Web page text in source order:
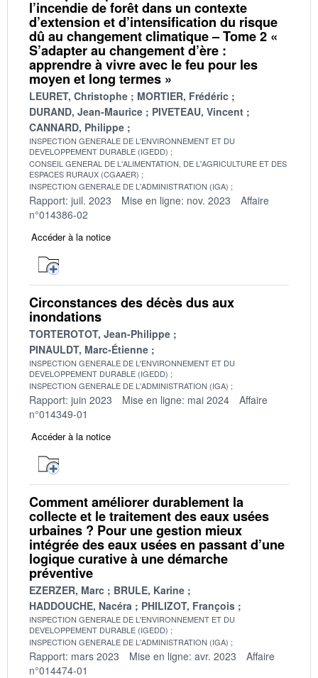
l’incendie de forêt dans un contexte
d’extension et d’intensification du risque
dû au changement climatique – Tome 2 «
S’adapter au changement d’ère :
apprendre à vivre avec le feu pour les
moyen et long termes »
LEURET, Christophe
MORTIER, Frédéric
DURAND, Jean-Maurice
PIVETEAU, Vincent
CANNARD, Philippe
INSPECTION GENERALE DE L'ENVIRONNEMENT ET DU
DEVELOPPEMENT DURABLE (IGEDD)
CONSEIL GENERAL DE L'ALIMENTATION, DE L'AGRICULTURE ET DES
ESPACES RURAUX (CGAAER)
INSPECTION GENERALE DE L'ADMINISTRATION (IGA)
Rapport: juil. 2023 Mise en ligne: nov. 2023
Affaire
n°014386-02
Accéder à la notice
Circonstances des décès dus aux
inondations
TORTEROTOT, Jean-Philippe
PINAULDT, Marc-Étienne
INSPECTION GENERALE DE L'ENVIRONNEMENT ET DU
DEVELOPPEMENT DURABLE (IGEDD)
INSPECTION GENERALE DE L'ADMINISTRATION (IGA)
Rapport: juin 2023 Mise en ligne: mai 2024
Affaire
n°014349-01
Accéder à la notice
Comment améliorer durablement la
collecte et le traitement des eaux usées
urbaines ? Pour une gestion mieux
intégrée des eaux usées en passant d’une
logique curative à une démarche
préventive
EZERZER, Marc
BRULE, Karine
HADDOUCHE, Nacéra
PHILIZOT, François
INSPECTION GENERALE DE L'ENVIRONNEMENT ET DU
DEVELOPPEMENT DURABLE (IGEDD)
INSPECTION GENERALE DE L'ADMINISTRATION (IGA)
Rapport: mars 2023 Mise en ligne: avr. 2023
Affaire
n°014474-01